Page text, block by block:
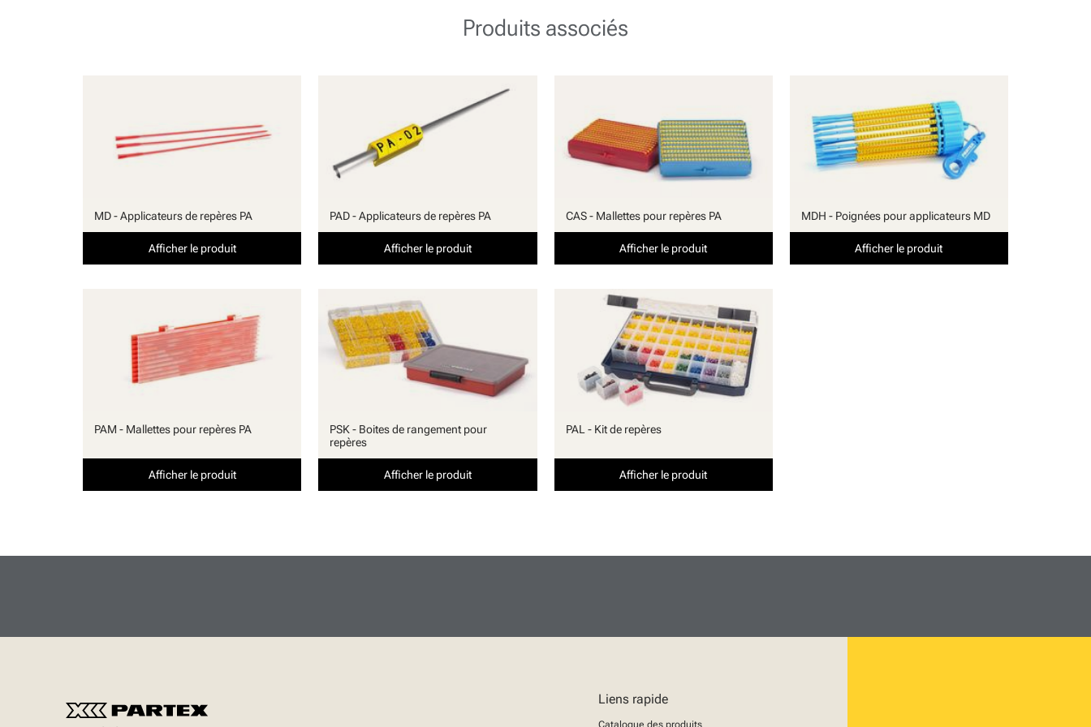
Produits associés
MD - Applicateurs de repères PA
Afficher le produit
PAD - Applicateurs de repères PA
Afficher le produit
CAS - Mallettes pour repères PA
Afficher le produit
MDH - Poignées pour applicateurs MD
Afficher le produit
PAM - Mallettes pour repères PA
Afficher le produit
PSK - Boites de rangement pour
repères
Afficher le produit
PAL - Kit de repères
Afficher le produit
Liens rapide
Catalogue des produits